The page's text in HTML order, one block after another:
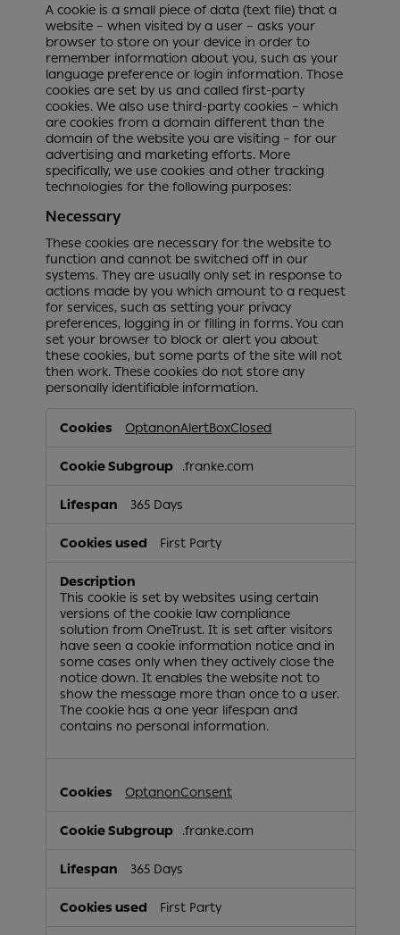
A cookie is a small piece of data (text file) that a
website – when visited by a user – asks your
browser to store on your device in order to
remember information about you, such as your
language preference or login information. Those
cookies are set by us and called first-party
cookies. We also use third-party cookies – which
are cookies from a domain different than the
domain of the website you are visiting – for our
advertising and marketing efforts. More
specifically, we use cookies and other tracking
technologies for the following purposes:
Necessary
These cookies are necessary for the website to
function and cannot be switched off in our
systems. They are usually only set in response to
actions made by you which amount to a request
for services, such as setting your privacy
preferences, logging in or filling in forms. You can
set your browser to block or alert you about
these cookies, but some parts of the site will not
then work. These cookies do not store any
personally identifiable information.
OptanonAlertBoxClosed
.franke.com
365 Days
First Party
This cookie is set by websites using certain
versions of the cookie law compliance
solution from OneTrust. It is set after visitors
have seen a cookie information notice and in
some cases only when they actively close the
notice down. It enables the website not to
show the message more than once to a user.
The cookie has a one year lifespan and
contains no personal information.
OptanonConsent
.franke.com
365 Days
First Party